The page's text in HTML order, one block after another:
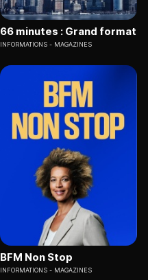
66 minutes : Grand format
INFORMATIONS MAGAZINES
BFM Non Stop
INFORMATIONS MAGAZINES